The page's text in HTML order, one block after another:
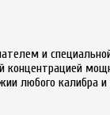
и
концентрацией
любого